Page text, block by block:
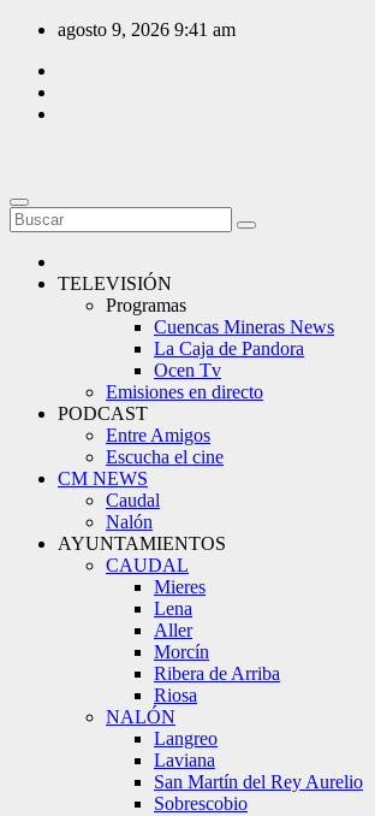
Saltar
contenido
agosto 9, 2026 9:41 am
TELEVISIÓN
Programas
Cuencas Mineras News
La Caja de Pandora
Ocen Tv
Emisiones en directo
PODCAST
Entre Amigos
Escucha el cine
CM NEWS
Caudal
Nalón
AYUNTAMIENTOS
CAUDAL
Mieres
Lena
Aller
Morcín
Ribera de Arriba
Riosa
NALÓN
Langreo
Laviana
San Martín del Rey Aurelio
Sobrescobio